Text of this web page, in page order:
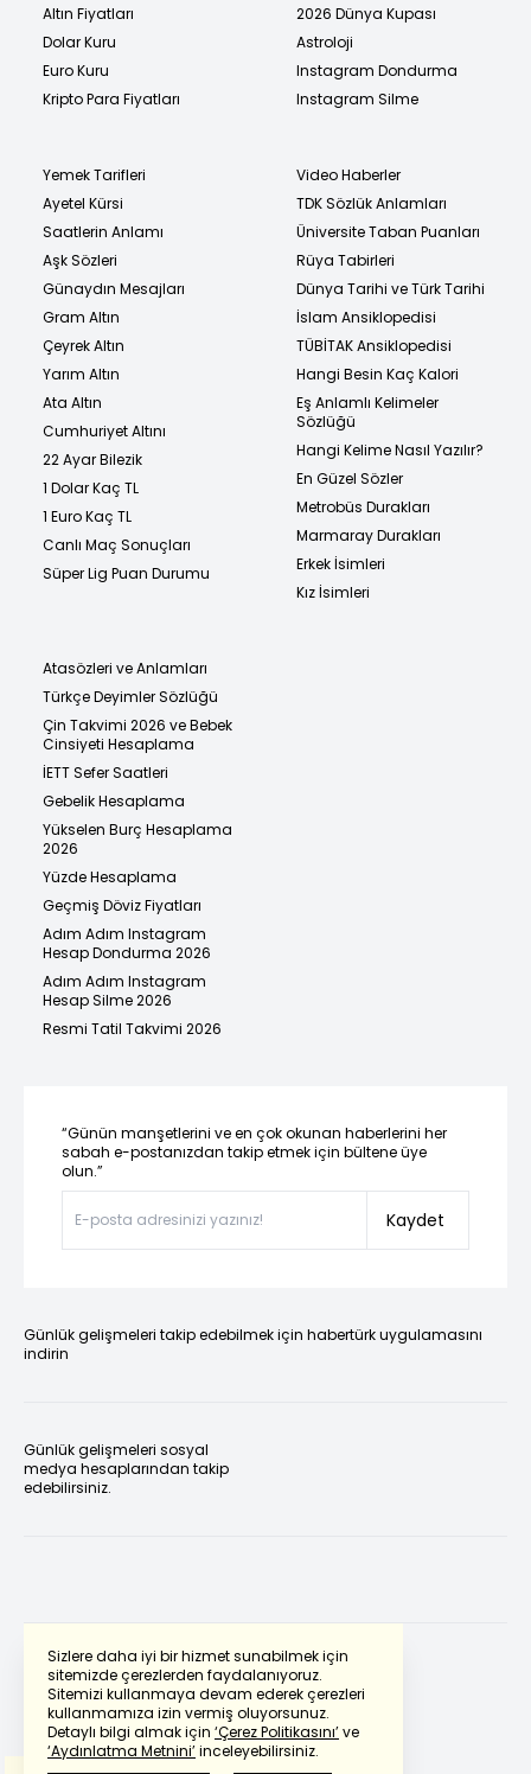
Sizlere daha iyi bir hizmet sunabilmek için
sitemizde çerezlerden faydalanıyoruz.
Sitemizi kullanmaya devam ederek çerezleri
kullanmamıza izin vermiş oluyorsunuz.
Detaylı bilgi almak için ‘Çerez Politikasını’ve
‘Aydınlatma Metnini’inceleyebilirsiniz.
Altın Fiyatları
Dolar Kuru
Euro Kuru
Kripto Para Fiyatları
2026 Dünya Kupası
Astroloji
Instagram Dondurma
Instagram Silme
Yemek Tarifleri
Ayetel Kürsi
Saatlerin Anlamı
Aşk Sözleri
Günaydın Mesajları
Gram Altın
Çeyrek Altın
Yarım Altın
Ata Altın
Cumhuriyet Altını
22 Ayar Bilezik
1 Dolar Kaç TL
1 Euro Kaç TL
Canlı Maç Sonuçları
Süper Lig Puan Durumu
Video Haberler
TDK Sözlük Anlamları
Üniversite Taban Puanları
Rüya Tabirleri
Dünya Tarihi ve Türk Tarihi
İslam Ansiklopedisi
TÜBİTAK Ansiklopedisi
Hangi Besin Kaç Kalori
Eş Anlamlı Kelimeler
Sözlüğü
Hangi Kelime Nasıl Yazılır?
En Güzel Sözler
Metrobüs Durakları
Marmaray Durakları
Erkek İsimleri
Kız İsimleri
Atasözleri ve Anlamları
Türkçe Deyimler Sözlüğü
Çin Takvimi 2026 ve Bebek
Cinsiyeti Hesaplama
İETT Sefer Saatleri
Gebelik Hesaplama
Yükselen Burç Hesaplama
2026
Yüzde Hesaplama
Geçmiş Döviz Fiyatları
Adım Adım Instagram
Hesap Dondurma 2026
Adım Adım Instagram
Hesap Silme 2026
Resmi Tatil Takvimi 2026
“Günün manşetlerini ve en çok okunan haberlerini her
sabah e-postanızdan takip etmek için bültene üye
olun.”
Kaydet
Günlük gelişmeleri takip edebilmek için habertürk uygulamasını
indirin
Günlük gelişmeleri sosyal
medya hesaplarından takip
edebilirsiniz.
Powered by Translate